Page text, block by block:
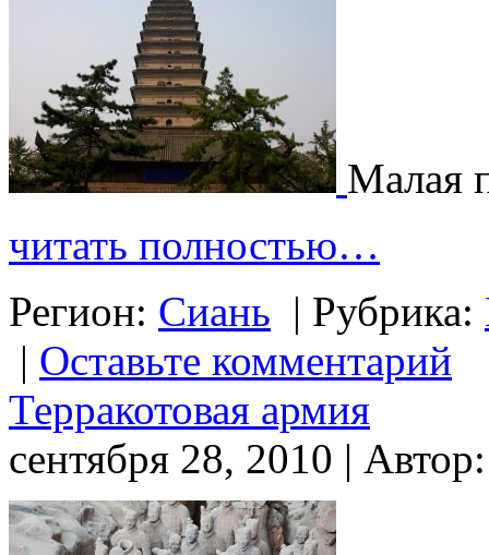
Малая
читать полностью…
Регион: Сиань | Рубрика:
| Оставьте комментарий
Терракотовая армия
сентября 28, 2010 |